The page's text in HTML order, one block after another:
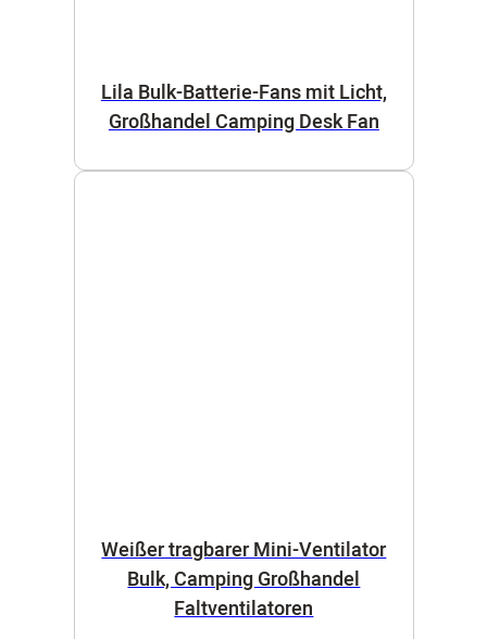
Lila Bulk-Batterie-Fans mit Licht,
Großhandel Camping Desk Fan
Weißer tragbarer Mini-Ventilator
Bulk, Camping Großhandel
Faltventilatoren